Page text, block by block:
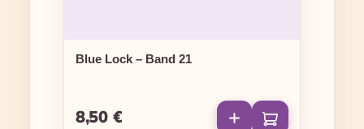
Blue Lock – Band 21
Regulärer Preis:
8,50 €